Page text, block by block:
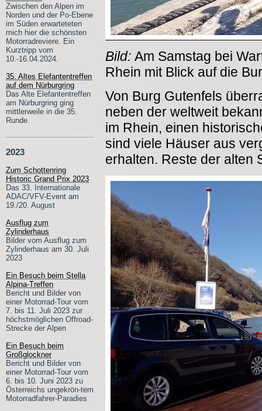
Zwischen den Alpen im
Norden und der Po-Ebene
im Süden erwarteteten
mich hier die schönsten
Motorradreviere. Ein
Kurztripp vom
10.-16.04.2024.
35. Altes Elefantentreffen
auf dem Nürburgring
Das Alte Elefantentreffen
am Nürburgring ging
mittlerweile in die 35.
Runde.
2023
Zum Schottenring
Historic Grand Prix 2023
Das 33. Internationale
ADAC/VFV-Event am
19./20. August
Ausflug zum
Zylinderhaus
Bilder vom Ausflug zum
Zylinderhaus am 30. Juli
2023
Ein Besuch beim Stella
Alpina-Treffen
Bericht und Bilder von
einer Motorrad-Tour vom
7. bis 11. Juli 2023 zur
höchstmöglichen Offroad-
Strecke der Alpen
Ein Besuch beim
Großglockner
Bericht und Bilder von
einer Motorrad-Tour vom
6. bis 10. Juni 2023 zu
Österreichs ungekrön-tem
Motorradfahrer-Paradies
Bild: Am Samstag bei
Rhein mit Blick auf die
Von Burg Gutenfels
neben der weltweit
im Rhein, einen
sind viele Häuser aus
erhalten. Reste der alten